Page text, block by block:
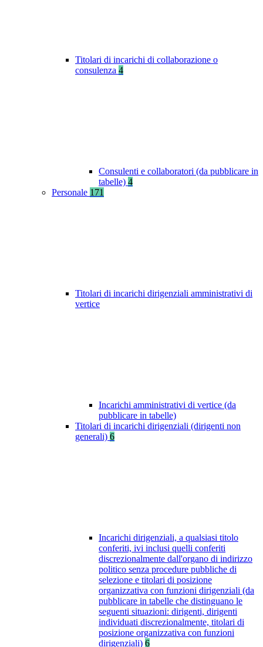
Titolari di incarichi di collaborazione o
consulenza 4
Consulenti e collaboratori (da pubblicare in
tabelle) 4
Personale 171
Titolari di incarichi dirigenziali amministrativi di
vertice
Incarichi amministrativi di vertice (da
pubblicare in tabelle)
Titolari di incarichi dirigenziali (dirigenti non
generali) 6
Incarichi dirigenziali, a qualsiasi titolo
conferiti, ivi inclusi quelli conferiti
discrezionalmente dall'organo di indirizzo
politico senza procedure pubbliche di
selezione e titolari di posizione
organizzativa con funzioni dirigenziali (da
pubblicare in tabelle che distinguano le
seguenti situazioni: dirigenti, dirigenti
individuati discrezionalmente, titolari di
posizione organizzativa con funzioni
dirigenziali) 6